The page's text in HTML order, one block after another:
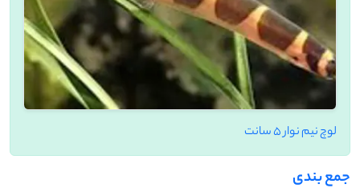
لوچ نیم نوار 5 سانت
جمع بندی